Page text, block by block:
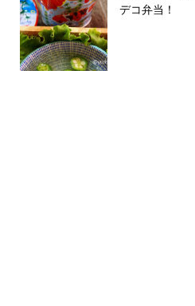
デコ弁当！